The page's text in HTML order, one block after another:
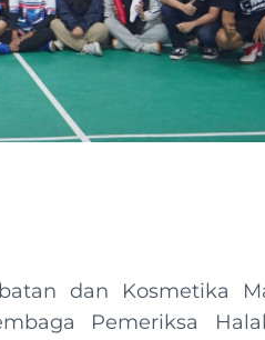
dan Kosmetika
Pemeriksa